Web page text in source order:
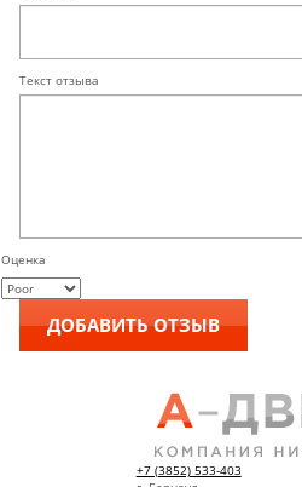
Текст отзыва
Оценка
+7 (3852) 533-403